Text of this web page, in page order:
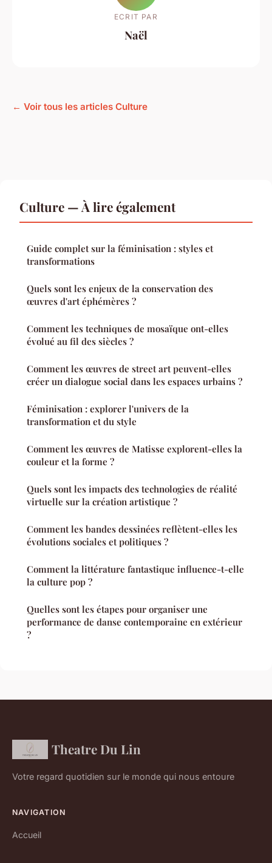
ECRIT PAR
Naël
← Voir tous les articles Culture
Culture — À lire également
Guide complet sur la féminisation : styles et
transformations
Quels sont les enjeux de la conservation des
œuvres d'art éphémères ?
Comment les techniques de mosaïque ont-elles
évolué au fil des siècles ?
Comment les œuvres de street art peuvent-elles
créer un dialogue social dans les espaces urbains ?
Féminisation : explorer l'univers de la
transformation et du style
Comment les œuvres de Matisse explorent-elles la
couleur et la forme ?
Quels sont les impacts des technologies de réalité
virtuelle sur la création artistique ?
Comment les bandes dessinées reflètent-elles les
évolutions sociales et politiques ?
Comment la littérature fantastique influence-t-elle
la culture pop ?
Quelles sont les étapes pour organiser une
performance de danse contemporaine en extérieur
?
Theatre Du Lin
Votre regard quotidien sur le monde qui nous entoure
NAVIGATION
Accueil